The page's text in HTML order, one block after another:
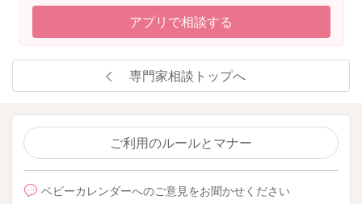
アプリで相談する
専門家相談トップへ
ご利用のルールとマナー
ベビーカレンダーへのご意見をお聞かせください